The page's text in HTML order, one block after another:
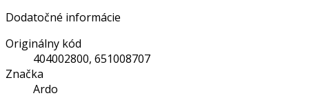
Dodatočné informácie
Originálny kód
404002800, 651008707
Značka
Ardo